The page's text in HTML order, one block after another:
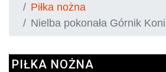
Piłka nożna
Nielba pokonała Górnik
PIŁKA NOŻNA